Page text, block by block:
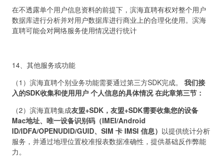
在不透露单个用户信息资料的前提下，滨海直聘有权对整个用户
数据库进行分析并对用户数据库进行商业上的合理化使用。滨海
直聘可能会对网络服务使用情况进行统计
14、其他服务或功能
（1）滨海直聘个别业务功能需要通过第三方SDK完成。 我们接
入的SDK收集和使用用户 个人信息的具体情况在此章第三节：
（2）滨海直聘集成友盟+SDK，友盟+SDK需要收集您的设备
Mac地址、唯一设备识别码（IMEI/Android
ID/IDFA/OPENUDID/GUID、SIM 卡 IMSI 信息） 以提供统计分析
服务，并通过地理位置校准报表数据准确性，提供基础反作弊能
力。